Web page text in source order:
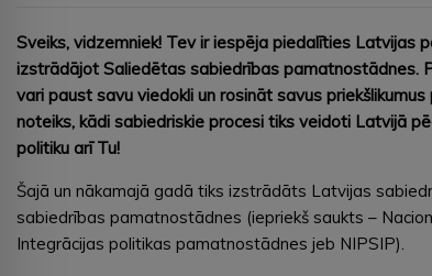
Sveiks, vidzemniek! Tev ir iespēja piedalīties Latvijas
izstrādājot Saliedētas sabiedrības pamatnostādnes.
vari paust savu viedokli un rosināt savus
noteiks, kādi sabiedriskie procesi tiks veidoti Latvijā
politiku arī Tu!
Šajā un nākamajā gadā tiks izstrādāts Latvijas
sabiedrības pamatnostādnes (iepriekš saukts –
Integrācijas politikas pamatnostādnes jeb NIPSIP).